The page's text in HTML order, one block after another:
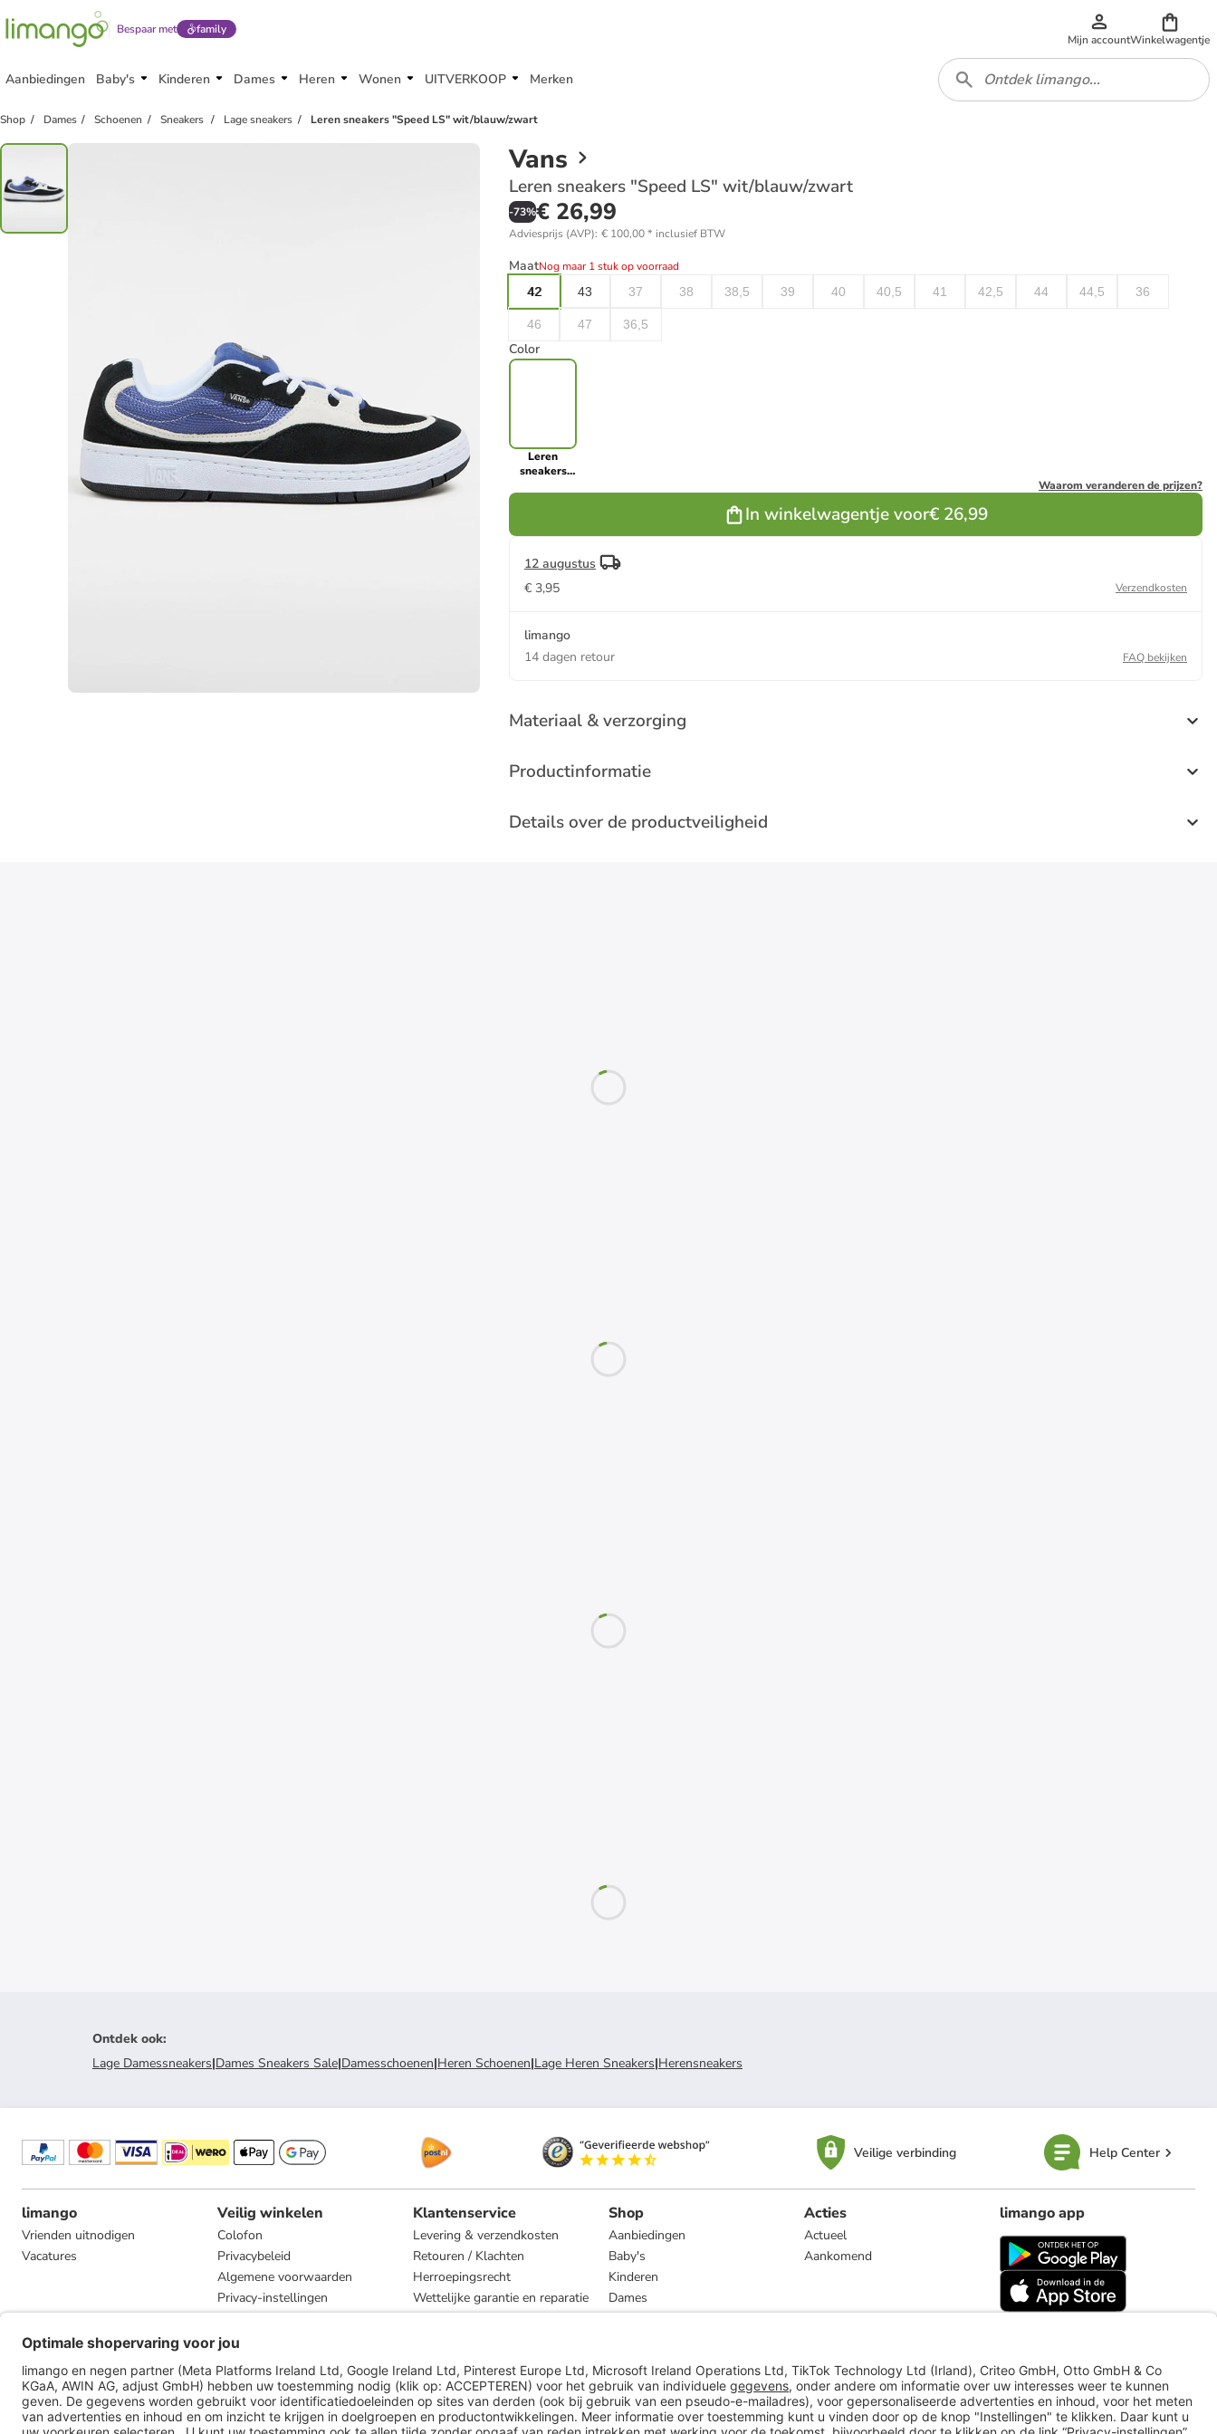
Bespaar met family
Mijn accountWinkelwagentje
Aanbiedingen Baby's Kinderen Dames Heren Wonen UITVERKOOP Merken
Shop Dames Schoenen Sneakers Lage sneakers Leren sneakers "Speed LS" wit/blauw/zwart
Vans
Leren sneakers "Speed LS" wit/blauw/zwart
-73%€ 26,99
Adviesprijs (AVP): € 100,00* inclusief BTW
MaatNog maar 1 stuk op voorraad
42
43 37 38 38,5 39 40 40,5 41 42,5 44 44,5 36
46 47 36,5
Color
Leren
sneakers
wit/blauw/zwart
Waarom veranderen de prijzen?
In winkelwagentje voor€ 26,99
12 augustus
€ 3,95
Verzendkosten
limango
14 dagen retour
FAQ bekijken
Materiaal & verzorging
Productinformatie
Details over de productveiligheid
Ontdek ook:
Lage Damessneakers|Dames Sneakers Sale|Damesschoenen|Heren Schoenen|Lage Heren Sneakers|Herensneakers
Veilige verbinding Help Center
limango
Vrienden uitnodigen
Vacatures
Veilig winkelen
Colofon
Privacybeleid
Algemene voorwaarden
Privacy-instellingen
Compliance
Klantenservice
Levering & verzendkosten
Retouren / Klachten
Herroepingsrecht
Wettelijke garantie en reparatie
Shop
Aanbiedingen
Baby's
Kinderen
Dames
Heren
Acties
Actueel
Aankomend
limango app
limango.de limango.pl